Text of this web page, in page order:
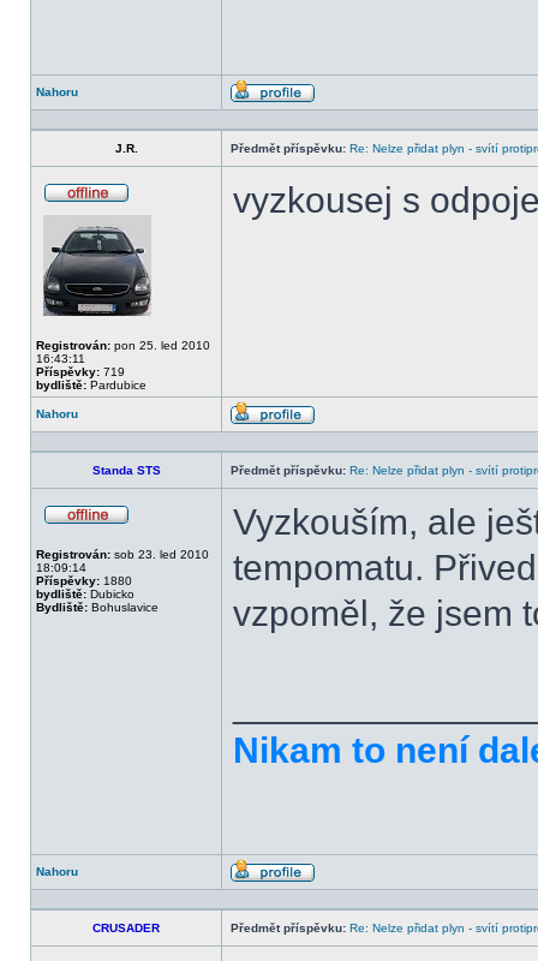
Nahoru
Profil
J.R. Předmět příspěvku: Re: Nelze přidat plyn - svítí
Registrován: pon 25. led 2010
16:43:11
Příspěvky: 719
bydliště: Pardubice
vyzkousej s
Nahoru
Profil
Standa STS Předmět příspěvku: Re: Nelze přidat plyn - svítí
Registrován: sob 23. led 2010
18:09:14
Příspěvky: 1880
bydliště: Dubicko
Bydliště: Bohuslavice
Vyzkouším, ale
tempomatu.
vzpoměl, že jsem
Nikam to není
Nahoru
Profil
CRUSADER Předmět příspěvku: Re: Nelze přidat plyn - svítí